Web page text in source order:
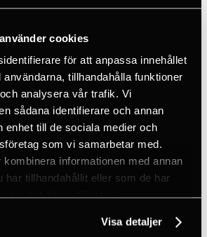
cookies
för att anpassa innehållet
tillhandahålla funktioner
analysera vår trafik. Vi
sådana identifierare och annan
enhet till de sociala medier och
som vi samarbetar med.
informationen med annan
har tillhandahållit eller som de har
använt deras tjänster.
Visa detaljer